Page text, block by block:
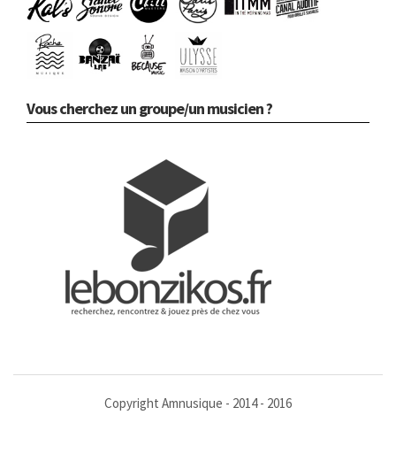
Vous cherchez un groupe/un musicien ?
Copyright Amnusique - 2014 - 2016